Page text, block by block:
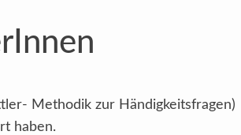
Methodik zur Händigkeitsfragen)
haben.